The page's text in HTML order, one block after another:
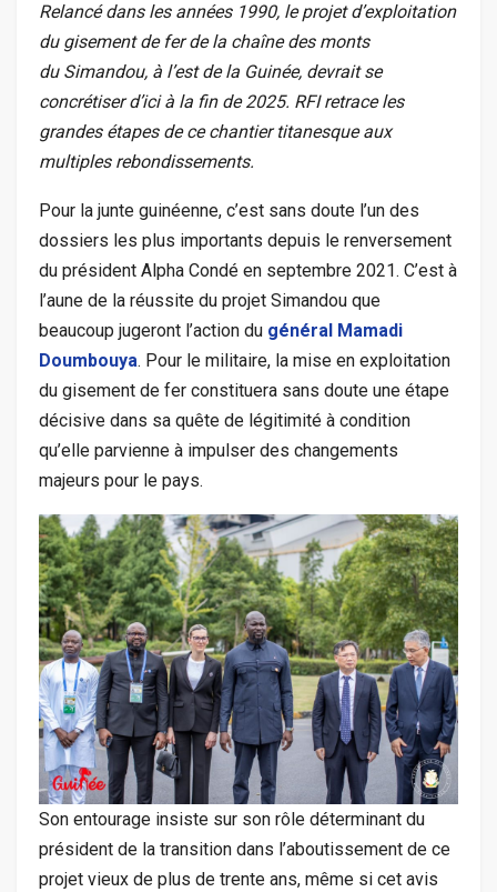
Relancé dans les années 1990, le projet d’exploitation
du gisement de fer de la chaîne des monts
du Simandou, à l’est de la Guinée, devrait se
concrétiser d’ici à la fin de 2025. RFI retrace les
grandes étapes de ce chantier titanesque aux
multiples rebondissements.
Pour la junte guinéenne, c’est sans doute l’un des
dossiers les plus importants depuis le renversement
du président Alpha Condé en septembre 2021. C’est à
l’aune de la réussite du projet Simandou que
beaucoup jugeront l’action du général Mamadi
Doumbouya. Pour le militaire, la mise en exploitation
du gisement de fer constituera sans doute une étape
décisive dans sa quête de légitimité à condition
qu’elle parvienne à impulser des changements
majeurs pour le pays.
Son entourage insiste sur son rôle déterminant du
président de la transition dans l’aboutissement de ce
projet vieux de plus de trente ans, même si cet avis